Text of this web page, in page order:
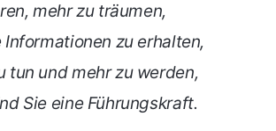
mehr zu träumen,
Informationen zu erhalten,
tun und mehr zu werden,
Sie eine Führungskraft.